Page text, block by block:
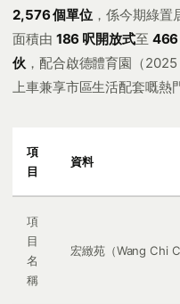
2,576 個單位 ，係今期綠
面積由 186 呎開放式至 466
伙，配合啟德體育園（
上車兼享市區生活配套嘅熱
項
目
資料
項
目
名
稱
宏緻苑（Wang Chi